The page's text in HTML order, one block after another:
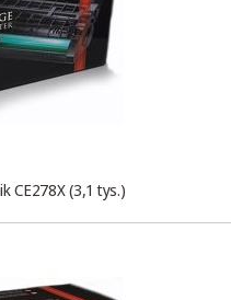
CE278X (3,1 tys.)